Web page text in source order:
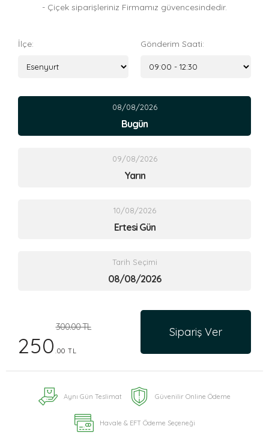
- Çiçek siparişleriniz Firmamız güvencesindedir.
İlçe: Gönderim Saati:
08/08/2026
Bugün
09/08/2026
Yarın
10/08/2026
Ertesi Gün
Tarih Seçimi
300.00 TL
250 .00 TL
Sipariş Ver
Aynı Gün Teslimat Güvenilir Online Ödeme
Havale & EFT Ödeme Seçeneği